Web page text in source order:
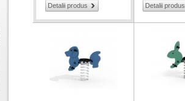
Detalii produs Detalii produs